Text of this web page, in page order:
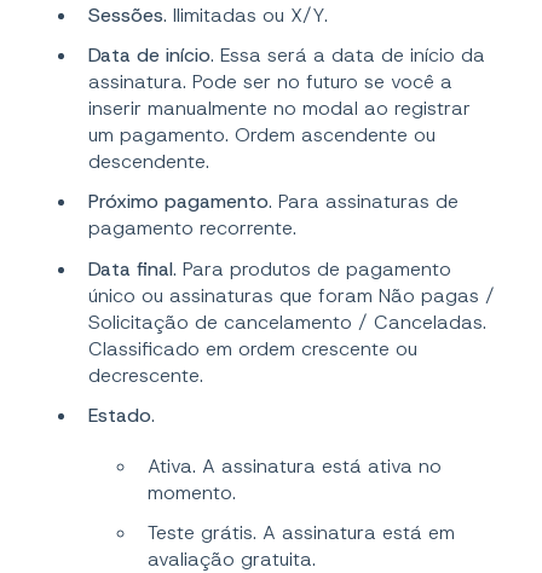
Sessões. Ilimitadas ou X/Y.
Data de início. Essa será a data de início da
assinatura. Pode ser no futuro se você a
inserir manualmente no modal ao registrar
um pagamento. Ordem ascendente ou
descendente.
Próximo pagamento. Para assinaturas de
pagamento recorrente.
Data final. Para produtos de pagamento
único ou assinaturas que foram Não pagas /
Solicitação de cancelamento / Canceladas.
Classificado em ordem crescente ou
decrescente.
Estado.
Ativa. A assinatura está ativa no
momento.
Teste grátis. A assinatura está em
avaliação gratuita.